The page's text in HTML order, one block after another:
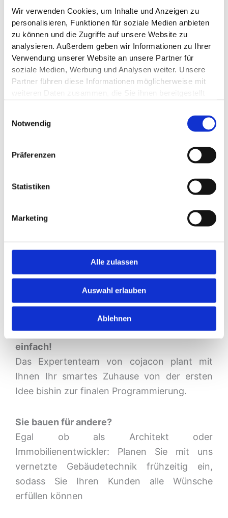
Wir verwenden Cookies, um Inhalte und Anzeigen zu
personalisieren, Funktionen für soziale Medien anbieten
zu können und die Zugriffe auf unsere Website zu
analysieren. Außerdem geben wir Informationen zu Ihrer
Verwendung unserer Website an unsere Partner für
soziale Medien, Werbung und Analysen weiter. Unsere
Partner führen diese Informationen möglicherweise mit
Datenschutzerklärung:
Notwendig
Präferenzen
Statistiken
Marketing
Alle zulassen
Auswahl erlauben
Ablehnen
Smart Living bedeutet Wohnkomfort auf höchstem
Denn mit intelligenter Haustechnik bedeutet
Lebenssituation.
Dank vernetzter Smart
Home Systeme genießen Sie jederzeit
Wohlfühlatmosphärezugeschnitten auf Ihre
individuellen Vorlieben – und durch
aufeinander abgestimmte Technik
nachhaltigEnergie.
Das klingt kompliziert?Wir halten es für Sie
einfach!
Das Expertenteam von cojacon plant mit
Ihnen Ihr smartes Zuhause von der ersten
Idee bishin zur finalen Programmierung.
Sie bauen für andere?
Egal ob als Architekt oder
Immobilienentwickler: Planen Sie mit uns
vernetzte Gebäudetechnik frühzeitig ein,
sodass Sie Ihren Kunden alle Wünsche
erfüllen können